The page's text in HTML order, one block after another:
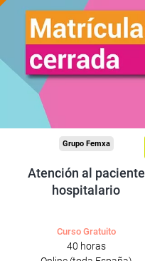
Grupo Femxa
Atención al paciente
hospitalario
Curso Gratuito
40 horas